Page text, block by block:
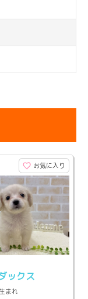
お気に入り
ックス
まれ